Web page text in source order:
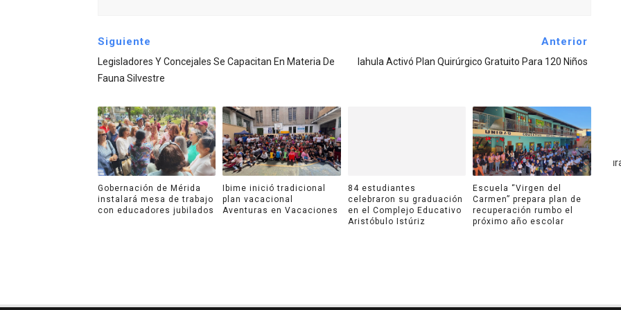
Siguiente
Legisladores Y Concejales Se Capacitan En Materia De
Fauna Silvestre
Anterior
Iahula Activó Plan Quirúrgico Gratuito Para 120 Niños
Gobernación de Mérida
instalará mesa de trabajo
con educadores jubilados
Ibime inició tradicional
plan vacacional
Aventuras en Vacaciones
84 estudiantes
celebraron su graduación
en el Complejo Educativo
Aristóbulo Istúriz
Escuela “Virgen del
Carmen” prepara plan de
recuperación rumbo el
próximo año escolar